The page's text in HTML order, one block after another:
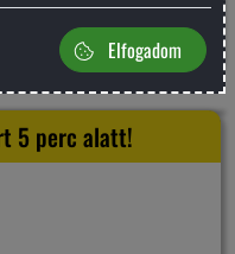
5 perc alatt!
Elfogadom